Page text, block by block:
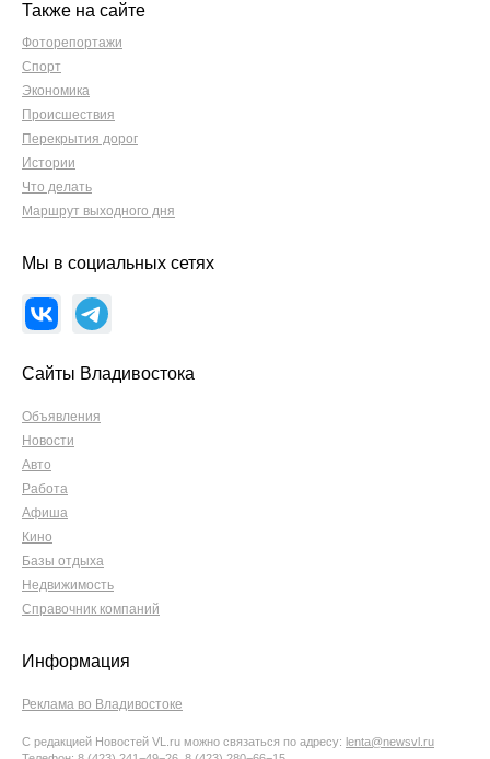
Также на сайте
Фоторепортажи
Спорт
Экономика
Происшествия
Перекрытия дорог
Истории
Что делать
Маршрут выходного дня
Мы в социальных сетях
Сайты Владивостока
Объявления
Новости
Авто
Работа
Афиша
Кино
Базы отдыха
Недвижимость
Справочник компаний
Информация
Реклама во Владивостоке
С редакцией Новостей VL.ru можно связаться по адресу: lenta@newsvl.ru